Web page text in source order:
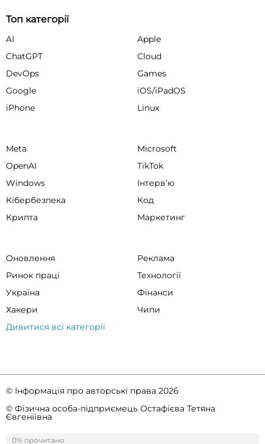
0% прочитано
0%
Топ категорії
AI
Apple
ChatGPT
Cloud
DevOps
Games
Google
iOS/iPadOS
iPhone
Linux
Meta
Microsoft
OpenAI
TikTok
Windows
Інтервʼю
Кібербезпека
Код
Крипта
Маркетинг
Оновлення
Реклама
Ринок праці
Технології
Україна
Фінанси
Хакери
Чипи
Дивитися всі категорії
© Інформація про авторські права 2026
© Фізична особа-підприємець Остафієва Тетяна
Євгеніївна
Правила спільноти